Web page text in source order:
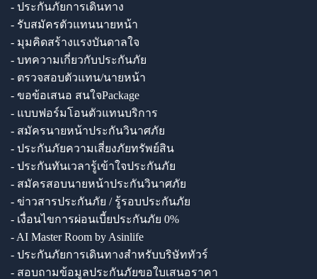
- ประกันภัยการเดินทาง
- รับสมัครตัวแทนนายหน้า
- มุมคิดสร้างแรงบันดาลใจ
- บทความเกี่ยวกับประกันภัย
- ตรวจสอบตัวแทน/นายหน้า
- ขอข้อเสนอ สนใจPackage
- แบบฟอร์มโอนตัวแทนบริการ
- สมัครนายหน้าประกันวินาศภัย
- ประกันภัยความเสี่ยงภัยทรัพย์สิน
- ประกันทันเวลารู้เข้าใจประกันภัย
- สมัครสอบนายหน้าประกันวินาศภัย
- ข่าวสารประกันภัย / รู้รอบประกันภัย
- เงื่อนไขการผ่อนเบี้ยประกันภัย 0%
- AI Master Room by Asinlife
- ประกันภัยการเดินทางสำหรับบริษัททัวร์
- สอบถามข้อมูลประกันภัยขอใบเสนอราคา